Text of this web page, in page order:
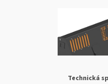
Technická